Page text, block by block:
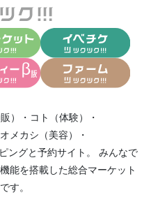
） ・ コト（体験）
・
オメカシ（美容）
・
ングと予約サイト。
みんなで
能を搭載した総合マーケット
す。